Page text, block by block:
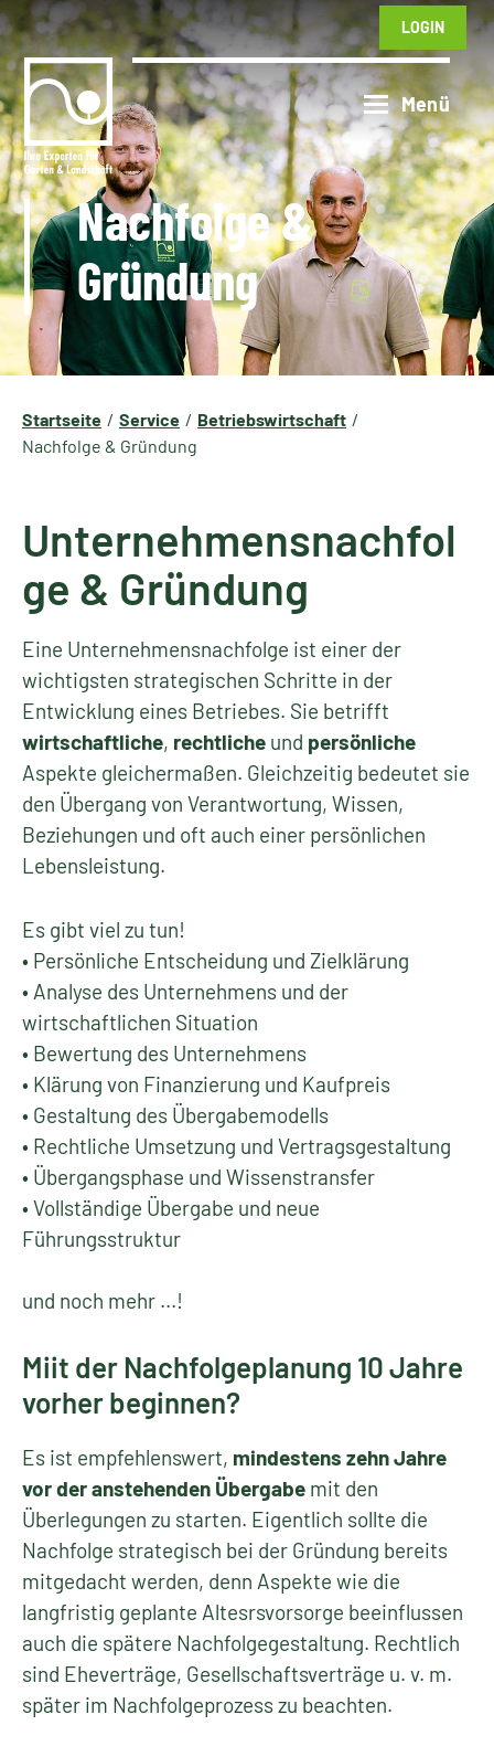
LOGIN
Nachfolge &
Gründung
Startseite Service
Betriebswirtschaft
Nachfolge & Gründung
Unternehmensnachfol
ge & Gründung
Eine Unternehmensnachfolge ist einer der
wichtigsten strategischen Schritte in der
Entwicklung eines Betriebes. Sie betrifft
wirtschaftliche, rechtliche und persönliche
Aspekte gleichermaßen. Gleichzeitig bedeutet sie
den Übergang von Verantwortung, Wissen,
Beziehungen und oft auch einer persönlichen
Lebensleistung.
Es gibt viel zu tun!
• Persönliche Entscheidung und Zielklärung
• Analyse des Unternehmens und der
wirtschaftlichen Situation
• Bewertung des Unternehmens
• Klärung von Finanzierung und Kaufpreis
• Gestaltung des Übergabemodells
• Rechtliche Umsetzung und Vertragsgestaltung
• Übergangsphase und Wissenstransfer
• Vollständige Übergabe und neue
Führungsstruktur
und noch mehr ...!
Miit der Nachfolgeplanung 10 Jahre
vorher beginnen?
Es ist empfehlenswert, mindestens zehn Jahre
vor der anstehenden Übergabe mit den
Überlegungen zu starten. Eigentlich sollte die
Nachfolge strategisch bei der Gründung bereits
mitgedacht werden, denn Aspekte wie die
langfristig geplante Altesrsvorsorge beeinflussen
auch die spätere Nachfolgegestaltung. Rechtlich
sind Eheverträge, Gesellschaftsverträge u. v. m.
später im Nachfolgeprozess zu beachten.